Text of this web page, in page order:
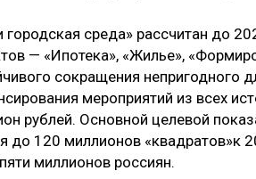
среда» рассчитан до
— «Ипотека», «Жилье»,
сокращения непригодного
мероприятий из всех
рублей. Основной целевой
до 120 миллионов «квадратов»к
миллионов россиян.